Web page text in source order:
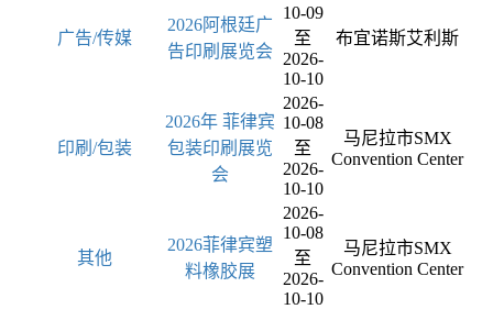
广告/传媒
2026阿根廷广
告印刷展览会
10-09
至
2026-
10-10
布宜诺斯艾利斯
印刷/包装
2026年 菲律宾
包装印刷展览
会
2026-
10-08
至
2026-
10-10
马尼拉市SMX
Convention Center
其他
2026菲律宾塑
料橡胶展
2026-
10-08
至
2026-
10-10
马尼拉市SMX
Convention Center